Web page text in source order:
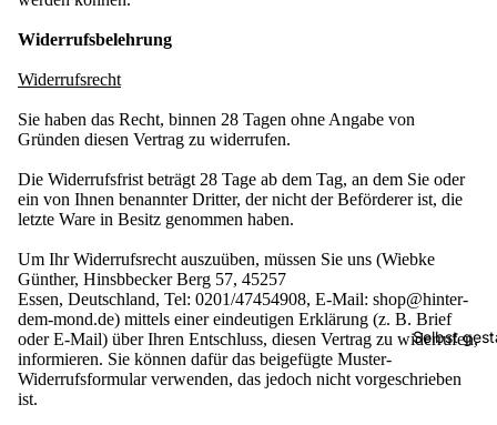
Selbst
Widerrufsbelehrung
Widerrufsrecht
Sie haben das Recht, binnen 28 Tagen ohne Angabe von
Gründen diesen Vertrag zu widerrufen.
Die Widerrufsfrist beträgt 28 Tage ab dem Tag, an dem Sie oder
ein von Ihnen benannter Dritter, der nicht der Beförderer ist, die
letzte Ware in Besitz genommen haben.
Um Ihr Widerrufsrecht auszuüben, müssen Sie uns (Wiebke
Günther, Hinsbbecker Berg 57, 45257
Essen, Deutschland, Tel: 0201/47454908, E-Mail: shop@hinter-
dem-mond.de) mittels einer eindeutigen Erklärung (z. B. Brief
oder E-Mail) über Ihren Entschluss, diesen Vertrag zu widerrufen,
informieren. Sie können dafür das beigefügte Muster-
Widerrufsformular verwenden, das jedoch nicht vorgeschrieben
ist.